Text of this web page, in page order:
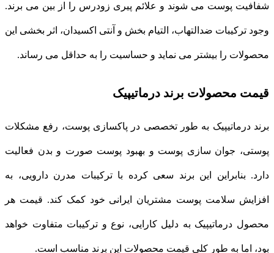
شفافیت پوست می‌ شوند و علائم پیری زودرس را از بین می‌ برند.
وجود ترکیبات ضدالتهاب، التیام بخش و آنتی اکسیدان، اثر بخشی این
محصولات را بیشتر می نماید و حساسیت را به حداقل می‌ رساند.
قیمت محصولات برند درماتیپیک
برند درماتیپیک به طور تخصصی در پاکسازی پوست، رفع مشکلات
پوستی، جوان سازی پوست و بهبود پوست صورت و بدن فعالیت
دارد. بنابراین این برند سعی کرده با ترکیبات مدرن دارویی، به
افزایش سلامت پوست مشتریان ایرانی خود کمک کند. قیمت هر
محصول درماتیپیک به دلیل کارایی، نوع و ترکیبات متفاوت خواهد
بود، اما به طور کلی قیمت محصولات این برند مناسب است.